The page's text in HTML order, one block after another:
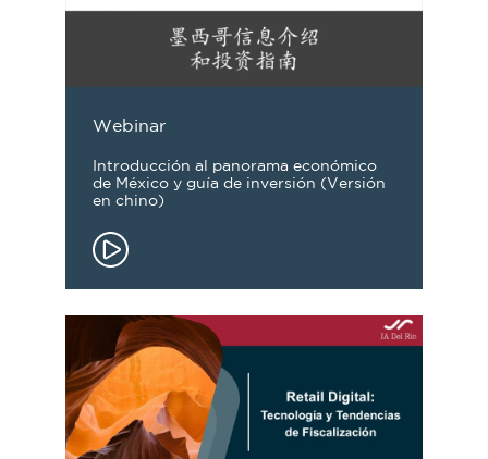
Webinar
Introducción al panorama económico
de México y guía de inversión (Versión
en chino)